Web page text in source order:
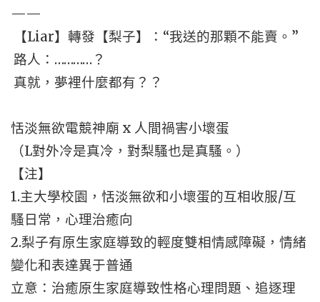
——
【Liar】轉發【梨子】：“我送的那顆不能賣。”
路人：…………？
真就，夢裡什麼都有？？
恬淡無欲電競神廟 x 人間禍害小壞蛋
（L對外冷是真冷，對梨騷也是真騷。）
【注】
1.主大學校園，恬淡無欲和小壞蛋的互相收服/互
騷日常，心理治癒向
2.梨子有原生家庭導致的輕度雙相情感障礙，情緒
變化和表達異于普通
立意：治癒原生家庭導致性格心理問題、追逐理